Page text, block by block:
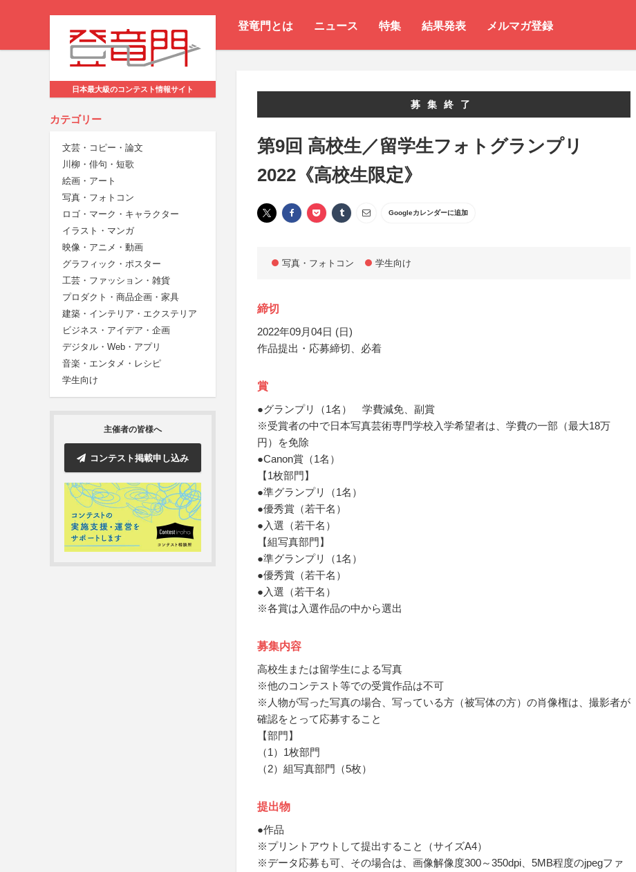
登竜門とは ニュース 特集 結果発表 メルマガ登録
日本最大級のコンテスト情報サイト
カテゴリー
文芸・コピー・論文
川柳・俳句・短歌
絵画・アート
写真・フォトコン
ロゴ・マーク・キャラクター
イラスト・マンガ
映像・アニメ・動画
グラフィック・ポスター
工芸・ファッション・雑貨
プロダクト・商品企画・家具
建築・インテリア・エクステリア
ビジネス・アイデア・企画
デジタル・Web・アプリ
音楽・エンタメ・レシピ
学生向け
主催者の皆様へ
コンテスト掲載申し込み
募集終了
第9回 高校生／留学生フォトグランプリ
2022《高校生限定》
Googleカレンダーに追加
写真・フォトコン 学生向け
締切
2022年09月04日 (日)
作品提出・応募締切、必着
賞
●グランプリ（1名） 学費減免、副賞
※受賞者の中で日本写真芸術専門学校入学希望者は、学費の一部（最大18万
円）を免除
●Canon賞（1名）
【1枚部門】
●準グランプリ（1名）
●優秀賞（若干名）
●入選（若干名）
【組写真部門】
●準グランプリ（1名）
●優秀賞（若干名）
●入選（若干名）
※各賞は入選作品の中から選出
募集内容
高校生または留学生による写真
※他のコンテスト等での受賞作品は不可
※人物が写った写真の場合、写っている方（被写体の方）の肖像権は、撮影者が
確認をとって応募すること
【部門】
（1）1枚部門
（2）組写真部門（5枚）
提出物
●作品
※プリントアウトして提出すること（サイズA4）
※データ応募も可、その場合は、画像解像度300～350dpi、5MB程度のjpegファ